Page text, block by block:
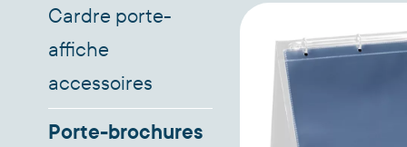
Cardre porte-
affiche
accessoires
Porte-brochures